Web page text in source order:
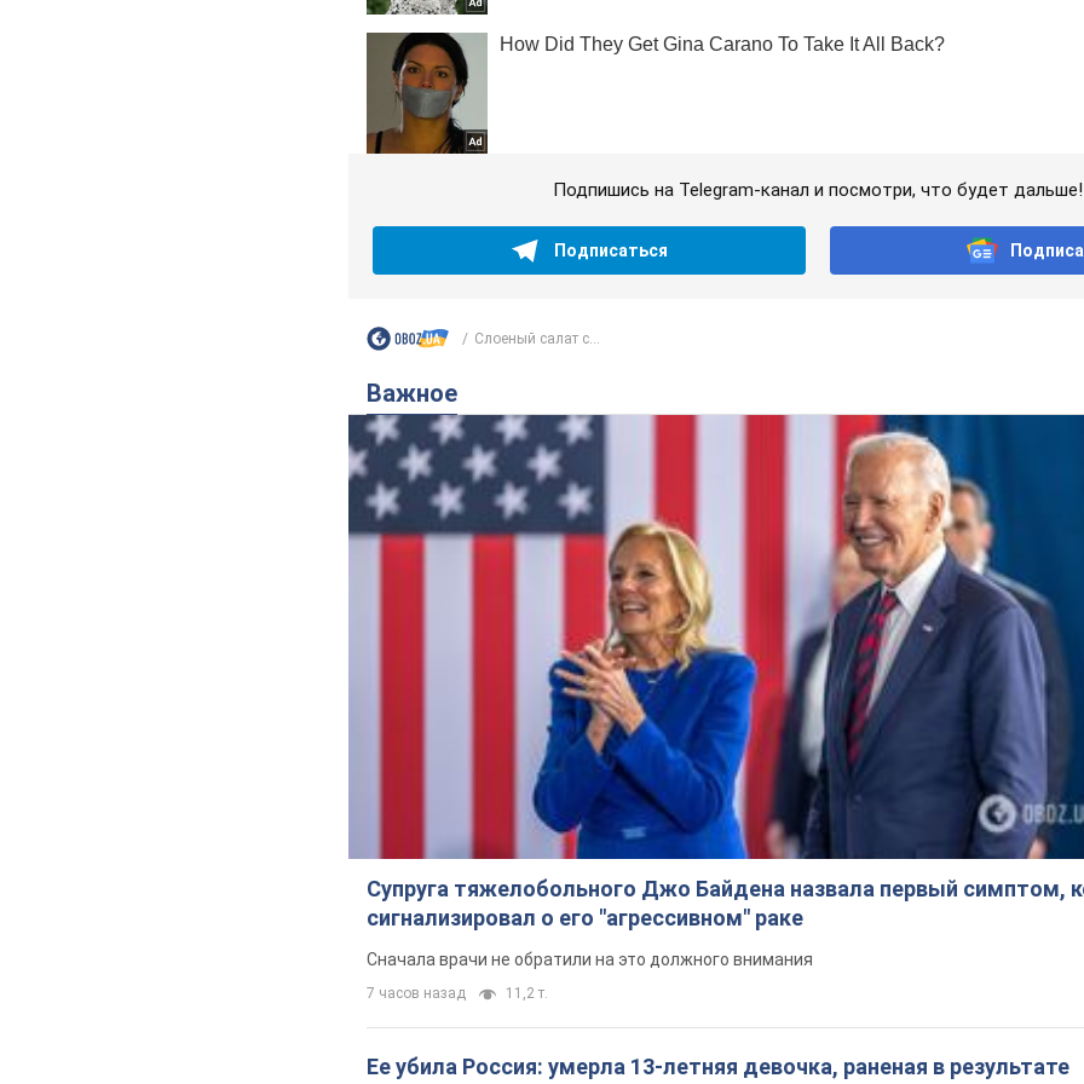
Подпишись на Telegram-канал и посмотри, что будет дальше!
Подписаться
Слоеный салат с...
Важное
Супруга тяжелобольного Джо Байдена назвала первый симптом,
сигнализировал о его "агрессивном" раке
Сначала врачи не обратили на это должного внимания
7 часов назад 11,2 т.
Ее убила Россия: умерла 13-летняя девочка, раненая в результате